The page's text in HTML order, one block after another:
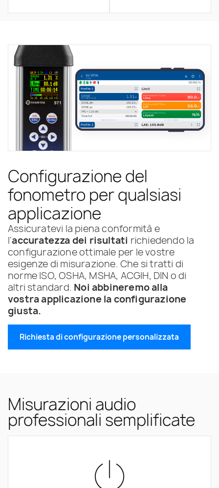
Configurazione del
fonometro per qualsiasi
applicazione
Assicuratevi la piena conformità e
l'accuratezza dei risultati richiedendo la
configurazione ottimale per le vostre
esigenze di misurazione. Che si tratti di
norme ISO, OSHA, MSHA, ACGIH, DIN o di
altri standard. Noi abbineremo alla
vostra applicazione la configurazione
giusta.
Richiesta di configurazione personalizzata
Misurazioni audio
professionali semplificate